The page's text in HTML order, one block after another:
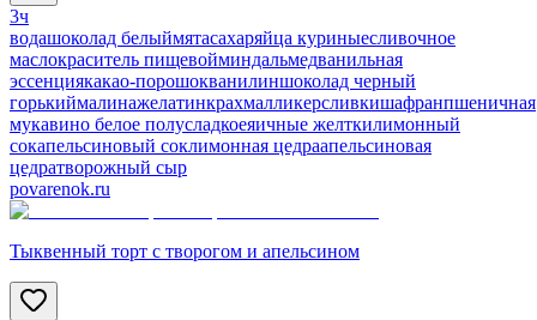
3ч
водашоколад белыймятасахаряйца куриныесливочное
маслокраситель пищевойминдальмедванильная
эссенциякакао-порошокванилиншоколад черный
горькиймалинажелатинкрахмалликерсливкишафранпшеничная
мукавино белое полусладкоеяичные желткилимонный
сокапельсиновый соклимонная цедраапельсиновая
цедратворожный сыр
povarenok.ru
Тыквенный торт с творогом и апельсином